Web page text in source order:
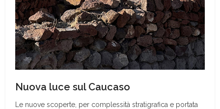
Nuova luce sul Caucaso
Le nuove scoperte, per complessità stratigrafica e portata